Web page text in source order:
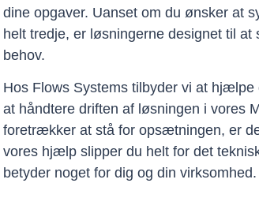
dine opgaver. Uanset om du ønsker at
helt tredje, er løsningerne designet til
behov.
Hos Flows Systems tilbyder vi at
at håndtere driften af løsningen i vores
foretrækker at stå for opsætningen, er
vores hjælp slipper du helt for det
betyder noget for dig og din virksomhed.